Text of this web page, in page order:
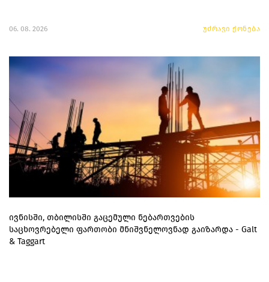
06. 08. 2026 უძრავი ქონება
ივნისში, თბილისში გაცემული ნებართვების
საცხოვრებელი ფართობი მნიშვნელოვნად გაიზარდა - Galt
& Taggart